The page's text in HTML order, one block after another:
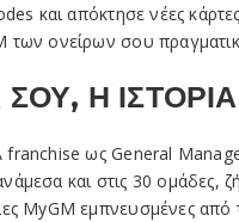
και απόκτησε νέες
των ονείρων σου
Η
franchise ως General
και στις 30 ομάδες,
MyGM εμπνευσμένες από